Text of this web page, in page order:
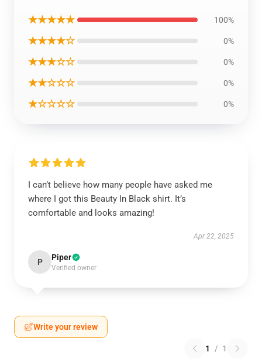
★★★★★ 100%
★★★★☆ 0%
★★★☆☆ 0%
★★☆☆☆ 0%
★☆☆☆☆ 0%
I can’t believe how many people have asked me
where I got this Beauty In Black shirt. It’s
comfortable and looks amazing!
Apr 22, 2025
P Piper
Verified owner
Write your review
1 / 1